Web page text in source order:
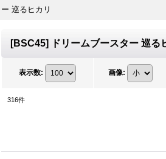
巡るヒカリ
[BSC45] ドリームブースター 巡る
表示数: 画像:
316件